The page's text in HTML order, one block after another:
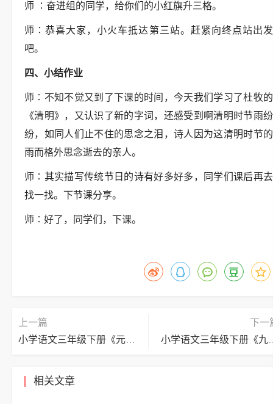
师 ∶ 奋进组的同学，给你们的小红旗升三格。
师 ∶ 恭喜大家，小火车抵达第三站。赶紧向终点站出发
吧。
四、小结作业
师 ∶ 不知不觉又到了下课的时间，今天我们学习了杜牧的
《清明》，又认识了新的字词，还感受到啊清明时节雨纷
纷，如同人们止不住的思念之泪，诗人因为这清明时节的
雨而格外思念逝去的亲人。
师 ∶ 其实描写传统节日的诗有好多好多，同学们课后再去
找一找。下节课分享。
师 ∶ 好了，同学们，下课。
上一篇
小学语文三年级下册《元日》逐字稿
下一
小学语文三
相关文章